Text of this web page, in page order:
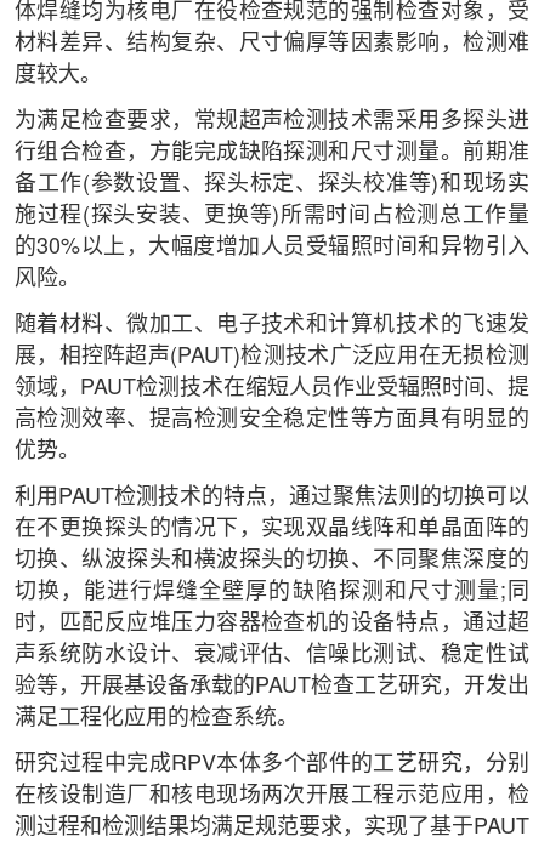
体焊缝均为核电厂在役检查规范的强制检查对象，受
材料差异、结构复杂、尺寸偏厚等因素影响，检测难
度较大。
为满足检查要求，常规超声检测技术需采用多探头进
行组合检查，方能完成缺陷探测和尺寸测量。前期准
备工作(参数设置、探头标定、探头校准等)和现场实
施过程(探头安装、更换等)所需时间占检测总工作量
的30%以上，大幅度增加人员受辐照时间和异物引入
风险。
随着材料、微加工、电子技术和计算机技术的飞速发
展，相控阵超声(PAUT)检测技术广泛应用在无损检测
领域，PAUT检测技术在缩短人员作业受辐照时间、提
高检测效率、提高检测安全稳定性等方面具有明显的
优势。
利用PAUT检测技术的特点，通过聚焦法则的切换可以
在不更换探头的情况下，实现双晶线阵和单晶面阵的
切换、纵波探头和横波探头的切换、不同聚焦深度的
切换，能进行焊缝全壁厚的缺陷探测和尺寸测量;同
时，匹配反应堆压力容器检查机的设备特点，通过超
声系统防水设计、衰减评估、信噪比测试、稳定性试
验等，开展基设备承载的PAUT检查工艺研究，开发出
满足工程化应用的检查系统。
研究过程中完成RPV本体多个部件的工艺研究，分别
在核设制造厂和核电现场两次开展工程示范应用，检
测过程和检测结果均满足规范要求，实现了基于PAUT